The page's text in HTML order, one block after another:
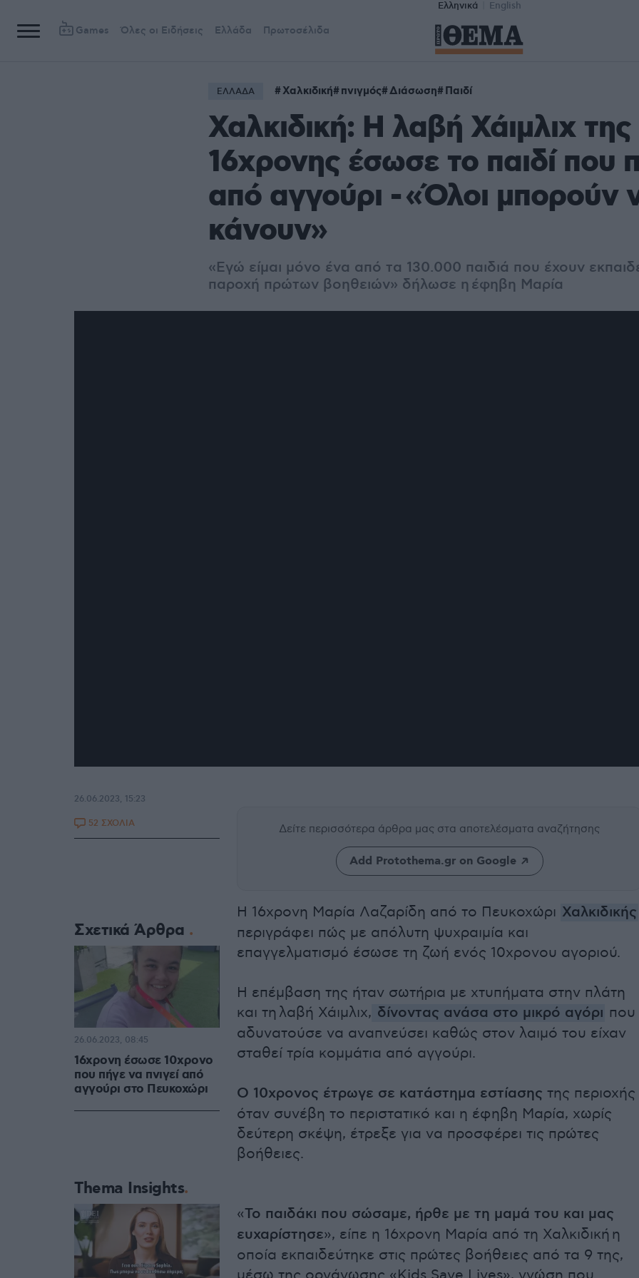
Ελληνικά English
Games Όλες οι Ειδήσεις Ελλάδα Πρωτοσέλιδα
ΕΛΛΑΔΑ Χαλκιδική πνιγμός Διάσωση Παιδί
Χαλκιδική: Η λαβή Χάιμλιχ της
16χρονης έσωσε το παιδί που
από αγγούρι - «Όλοι μπορούν
κάνουν»
«Εγώ είμαι μόνο ένα από τα 130.000 παιδιά που έχουν
παροχή πρώτων βοηθειών» δήλωσε η έφηβη Μαρία
Δείτε περισσότερα άρθρα μας στα αποτελέσματα αναζήτησης
Add Protothema.gr on Google
Η 16χρονη Μαρία Λαζαρίδη από το Πευκοχώρι Χαλκιδικής
περιγράφει πώς με απόλυτη ψυχραιμία και
επαγγελματισμό έσωσε τη ζωή ενός 10χρονου αγοριού.
Η επέμβαση της ήταν σωτήρια με χτυπήματα στην πλάτη
και τη λαβή Χάιμλιχ, δίνοντας ανάσα στο μικρό αγόρι που
αδυνατούσε να αναπνεύσει καθώς στον λαιμό του είχαν
σταθεί τρία κομμάτια από αγγούρι.
Ο 10χρονος έτρωγε σε κατάστημα εστίασης της περιοχής
όταν συνέβη το περιστατικό και η έφηβη Μαρία, χωρίς
δεύτερη σκέψη, έτρεξε για να προσφέρει τις πρώτες
βοήθειες.
«Το παιδάκι που σώσαμε, ήρθε με τη μαμά του και μας
ευχαρίστησε», είπε η 16χρονη Μαρία από τη Χαλκιδική η
οποία εκπαιδεύτηκε στις πρώτες βοήθειες από τα 9 της,
26.06.2023, 15:23
52 ΣΧΟΛΙΑ
Σχετικά Άρθρα
16χρονη έσωσε 10χρονο
που πήγε να πνιγεί από
αγγούρι στο Πευκοχώρι
26.06.2023, 08:45
Thema Insights